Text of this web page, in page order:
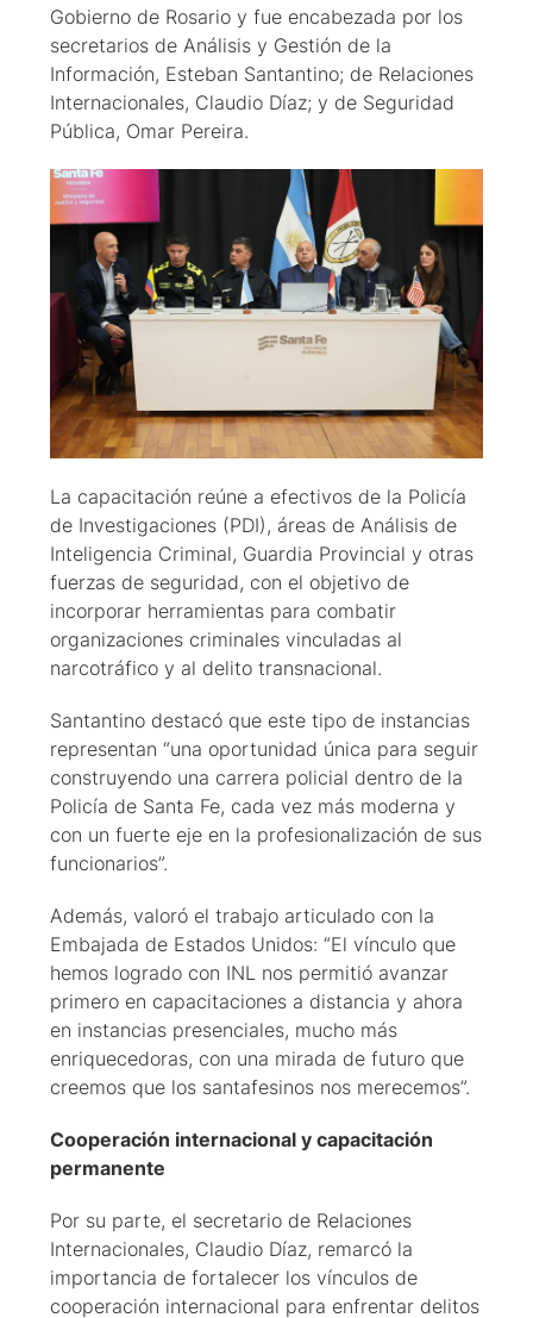
Gobierno de Rosario y fue encabezada por los
secretarios de Análisis y Gestión de la
Información, Esteban Santantino; de Relaciones
Internacionales, Claudio Díaz; y de Seguridad
Pública, Omar Pereira.
La capacitación reúne a efectivos de la Policía
de Investigaciones (PDI), áreas de Análisis de
Inteligencia Criminal, Guardia Provincial y otras
fuerzas de seguridad, con el objetivo de
incorporar herramientas para combatir
organizaciones criminales vinculadas al
narcotráfico y al delito transnacional.
Santantino destacó que este tipo de instancias
representan “una oportunidad única para seguir
construyendo una carrera policial dentro de la
Policía de Santa Fe, cada vez más moderna y
con un fuerte eje en la profesionalización de sus
funcionarios”.
Además, valoró el trabajo articulado con la
Embajada de Estados Unidos: “El vínculo que
hemos logrado con INL nos permitió avanzar
primero en capacitaciones a distancia y ahora
en instancias presenciales, mucho más
enriquecedoras, con una mirada de futuro que
creemos que los santafesinos nos merecemos”.
Cooperación internacional y capacitación
permanente
Por su parte, el secretario de Relaciones
Internacionales, Claudio Díaz, remarcó la
importancia de fortalecer los vínculos de
cooperación internacional para enfrentar delitos